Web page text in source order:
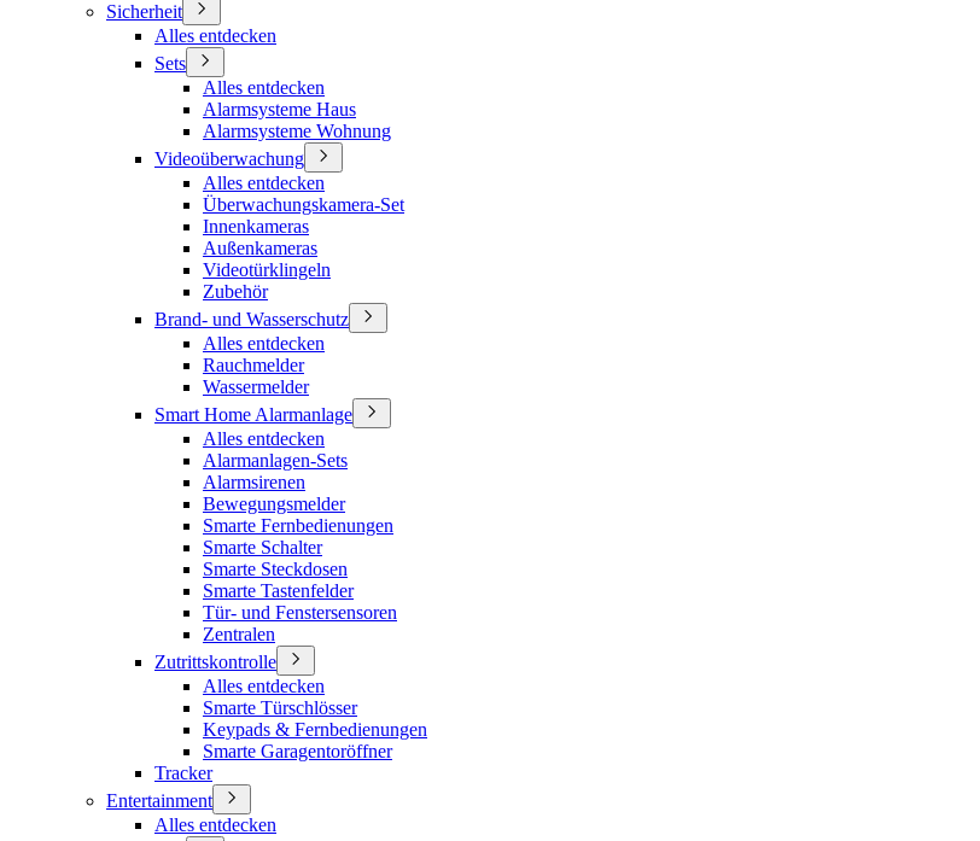
Sicherheit
Alles entdecken
Sets
Alles entdecken
Alarmsysteme Haus
Alarmsysteme Wohnung
Videoüberwachung
Alles entdecken
Überwachungskamera-Set
Innenkameras
Außenkameras
Videotürklingeln
Zubehör
Brand- und Wasserschutz
Alles entdecken
Rauchmelder
Wassermelder
Smart Home Alarmanlage
Alles entdecken
Alarmanlagen-Sets
Alarmsirenen
Bewegungsmelder
Smarte Fernbedienungen
Smarte Schalter
Smarte Steckdosen
Smarte Tastenfelder
Tür- und Fenstersensoren
Zentralen
Zutrittskontrolle
Alles entdecken
Smarte Türschlösser
Keypads & Fernbedienungen
Smarte Garagentoröffner
Tracker
Entertainment
Alles entdecken